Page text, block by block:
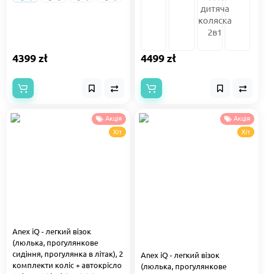
4399 zł 4499 zł
Акція
Хіт
Anex iQ - легкий візок
(люлька, прогулянкове
сидіння, прогулянка в літак), 2
комплекти коліс + автокрісло
Акція
Хіт
Anex iQ - легкий візок
(люлька, прогулянкове